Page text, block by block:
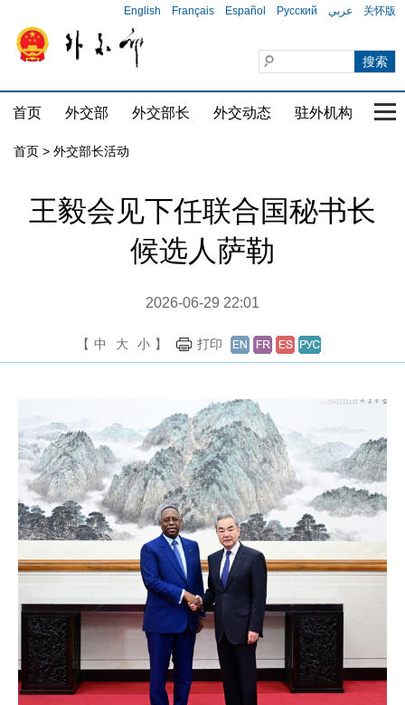
English Français Español Русский عربي 关怀版
首页 外交部 外交部长 外交动态 驻外机构 国
首页 > 外交部长活动
王毅会见下任联合国秘书长
候选人萨勒
2026-06-29 22:01
【 中 大 小 】 打印